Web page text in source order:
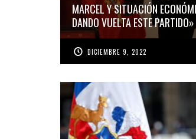
MARCEL Y SITUACIÓN
DANDO VUELTA ESTE PARTIDO»
DICIEMBRE 9, 2022